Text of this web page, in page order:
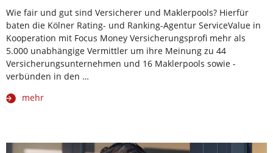
Wie fair und gut sind Versicherer und Maklerpools? Hierfür
baten die Kölner Rating- und Ranking-Agentur ServiceValue in
Kooperation mit Focus Money Versicherungsprofi mehr als
5.000 unabhängige Vermittler um ihre Meinung zu 44
Versicherungsunternehmen und 16 Maklerpools sowie -
verbünden in den …
mehr